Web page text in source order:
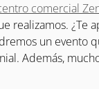
comercial
realizamos. ¿Te
un evento
Además,